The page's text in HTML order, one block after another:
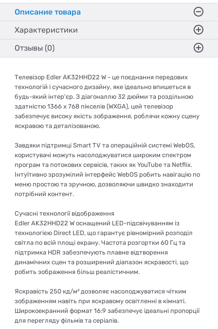
Описание товара
Характеристики
Отзывы (0)
Телевізор Edler AK32HHD22 W - це поєднання передових
технологій і сучасного дизайну, яке ідеально впишеться в
будь-який інтер'єр. З діагоналлю 32 дюйми та роздільною
здатністю 1366 х 768 пікселів (WXGA), цей телевізор
забезпечує високу якість зображення, роблячи кожну сцену
яскравою та деталізованою.
Завдяки підтримці Smart TV та операційній системі WebOS,
користувачі можуть насолоджуватися широким спектром
програм та потокових сервісів, таких як YouTube та Netflix.
Інтуїтивно зрозумілий інтерфейс WebOS робить навігацію по
меню простою та зручною, дозволяючи швидко знаходити
потрібний контент.
Сучасні технології відображення
Edler AK32HHD22 W оснащений LED-підсвічуванням із
технологією Direct LED, що гарантує рівномірний розподіл
світла по всій площі екрану. Частота розгортки 60 Гц та
підтримка HDR забезпечують плавне відтворення
динамічних сцен та розширений діапазон яскравості, що
робить зображення більш реалістичним.
Яскравість 250 кд/м² дозволяє насолоджуватися чітким
зображенням навіть при яскравому освітленні в кімнаті.
Широкоекранний формат 16:9 забезпечує ідеальні пропорції
для перегляду фільмів та серіалів.